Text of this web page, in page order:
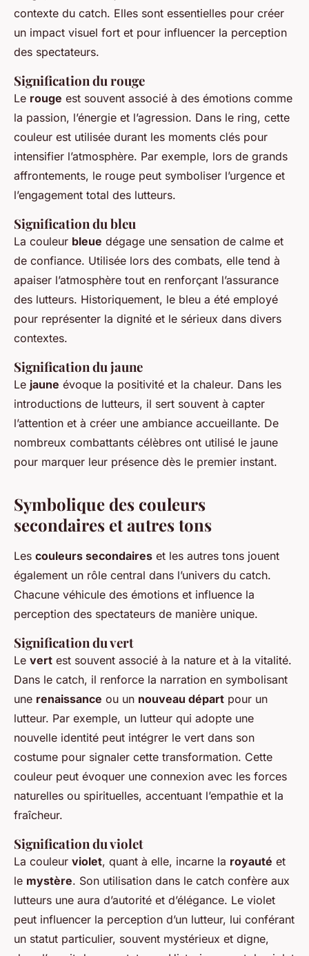
contexte du catch. Elles sont essentielles pour créer
un impact visuel fort et pour influencer la perception
des spectateurs.
Signification du rouge
Le rouge est souvent associé à des émotions comme
la passion, l’énergie et l’agression. Dans le ring, cette
couleur est utilisée durant les moments clés pour
intensifier l’atmosphère. Par exemple, lors de grands
affrontements, le rouge peut symboliser l’urgence et
l’engagement total des lutteurs.
Signification du bleu
La couleur bleue dégage une sensation de calme et
de confiance. Utilisée lors des combats, elle tend à
apaiser l’atmosphère tout en renforçant l’assurance
des lutteurs. Historiquement, le bleu a été employé
pour représenter la dignité et le sérieux dans divers
contextes.
Signification du jaune
Le jaune évoque la positivité et la chaleur. Dans les
introductions de lutteurs, il sert souvent à capter
l’attention et à créer une ambiance accueillante. De
nombreux combattants célèbres ont utilisé le jaune
pour marquer leur présence dès le premier instant.
Symbolique des couleurs
secondaires et autres tons
Les couleurs secondaires et les autres tons jouent
également un rôle central dans l’univers du catch.
Chacune véhicule des émotions et influence la
perception des spectateurs de manière unique.
Signification du vert
Le vert est souvent associé à la nature et à la vitalité.
Dans le catch, il renforce la narration en symbolisant
une renaissance ou un nouveau départ pour un
lutteur. Par exemple, un lutteur qui adopte une
nouvelle identité peut intégrer le vert dans son
costume pour signaler cette transformation. Cette
couleur peut évoquer une connexion avec les forces
naturelles ou spirituelles, accentuant l’empathie et la
fraîcheur.
Signification du violet
La couleur violet, quant à elle, incarne la royauté et
le mystère. Son utilisation dans le catch confère aux
lutteurs une aura d’autorité et d’élégance. Le violet
peut influencer la perception d’un lutteur, lui conférant
un statut particulier, souvent mystérieux et digne,